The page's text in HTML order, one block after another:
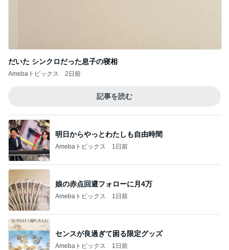
だいた シンクロだった息子の寝相
Amebaトピックス 2日前
記事を読む
明日からやっとわたしも自由時間
Amebaトピックス 1日前
娘の赤点回避フォローに月4万
Amebaトピックス 1日前
センスが良過ぎて困る限定グッズ
Amebaトピックス 1日前